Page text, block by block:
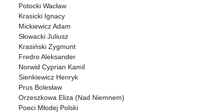
Potocki Wacław
Krasicki Ignacy
Mickiewicz Adam
Słowacki Juliusz
Krasiński Zygmunt
Fredro Aleksander
Norwid Cyprian Kamil
Sienkiewicz Henryk
Prus Bolesław
Orzeszkowa Eliza (Nad Niemnem)
Poeci Młodej Polski